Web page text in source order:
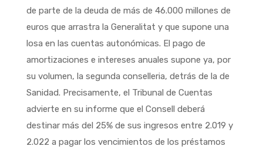
de parte de la deuda de más de 46.000 millones de
euros que arrastra la Generalitat y que supone una
losa en las cuentas autonómicas. El pago de
amortizaciones e intereses anuales supone ya, por
su volumen, la segunda conselleria, detrás de la de
Sanidad. Precisamente, el Tribunal de Cuentas
advierte en su informe que el Consell deberá
destinar más del 25% de sus ingresos entre 2.019 y
2.022 a pagar los vencimientos de los préstamos